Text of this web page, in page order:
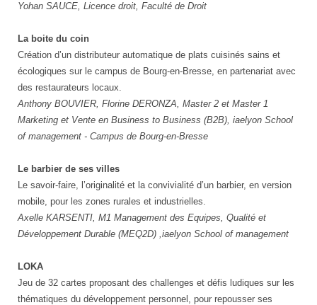
Yohan SAUCE, Licence droit, Faculté de Droit
La boite du coin
Création d’un distributeur automatique de plats cuisinés sains et
écologiques sur le campus de Bourg-en-Bresse, en partenariat avec
des restaurateurs locaux.
Anthony BOUVIER, Florine DERONZA, Master 2 et Master 1
Marketing et Vente en Business to Business (B2B), iaelyon School
of management - Campus de Bourg-en-Bresse
Le barbier de ses villes
Le savoir-faire, l’originalité et la convivialité d’un barbier, en version
mobile, pour les zones rurales et industrielles.
Axelle KARSENTI, M1 Management des Equipes, Qualité et
Développement Durable (MEQ2D) ,iaelyon School of management
LOKA
Jeu de 32 cartes proposant des challenges et défis ludiques sur les
thématiques du développement personnel, pour repousser ses